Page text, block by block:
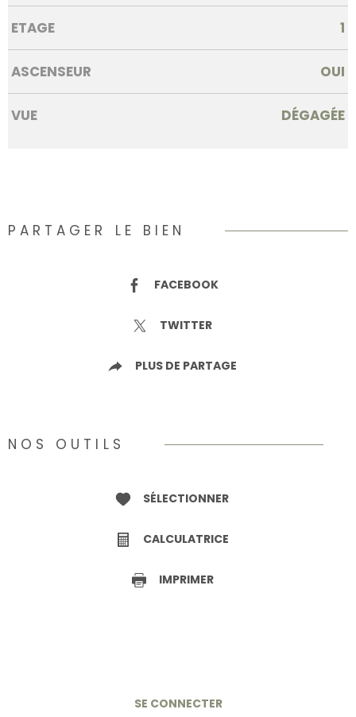
ETAGE 1
ASCENSEUR OUI
VUE DÉGAGÉE
PARTAGER LE BIEN
FACEBOOK
TWITTER
PLUS DE PARTAGE
NOS OUTILS
SÉLECTIONNER
CALCULATRICE
IMPRIMER
SE CONNECTER